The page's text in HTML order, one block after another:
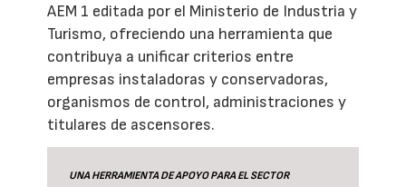
AEM 1 editada por el Ministerio de Industria y
Turismo, ofreciendo una herramienta que
contribuya a unificar criterios entre
empresas instaladoras y conservadoras,
organismos de control, administraciones y
titulares de ascensores.
UNA HERRAMIENTA DE APOYO PARA EL SECTOR